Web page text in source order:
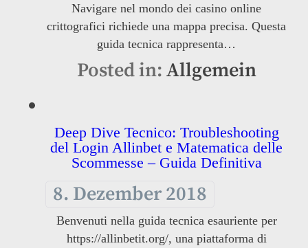
Navigare nel mondo dei casino online
crittografici richiede una mappa precisa. Questa
guida tecnica rappresenta…
Posted in: Allgemein
Deep Dive Tecnico: Troubleshooting
del Login Allinbet e Matematica delle
Scommesse – Guida Definitiva
8. Dezember 2018
Benvenuti nella guida tecnica esauriente per
https://allinbetit.org/, una piattaforma di